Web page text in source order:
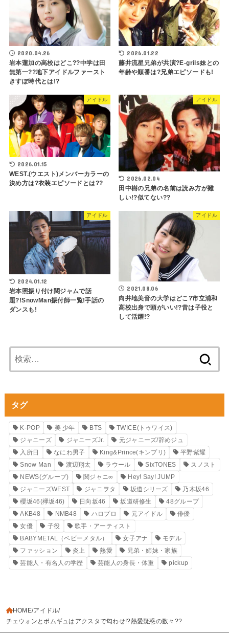
2020.04.26
岩本蓮加の高校はどこ??中学は田
無第一??地下アイドルファースト
きすぽ時代とは!?
2026.01.22
藤井流星兄弟が共演?E-grils妹との
年齢や順番は?兄弟エピソードも!
アイドル
2026.01.15
WEST.(ウエスト)メンバーカラーの
決め方は?衣装エピソードとは??
アイドル
2026.02.04
田中樹の兄弟の名前は読み方が難
しい!?似てない??
アイドル
2024.01.12
岩本照振り付け関ジャムで話
題?!SnowMan振付師一覧!手話の
ダンスも!
アイドル
2021.08.06
向井地美音の大学はどこ?市立浦和
高校出身で頭がいい!?昔は子役と
して活躍!?
索:
タグ
K-POP 美 少年 BTS
TWICE(トゥワイス)
ジャニーズ
ジャニーズJr.
元ジャニーズ/辞めジュ
入所日
なにわ男子 King&Prince(キンプリ)
平野紫耀
Snow Man
渡辺翔太 ラウール SixTONES
スノスト
NEWS(グループ)
関ジャニ∞
Hey! Say! JUMP
ジャニーズWEST
ジャニヲタ 坂道シリーズ
乃木坂46
櫻坂46(欅坂46)
日向坂46 坂道研修生
48グループ
AKB48
NMB48 ハロプロ 元アイドル
俳優
女優
子役
歌手・アーティスト
BABYMETAL（ベビーメタル）
女子アナ
モデル
ファッション
炎上 熱愛
兄弟・姉妹・家族
芸能人・有名人の学歴
芸能人の身長・体重 pickup
HOME アイドル
チェウォンとボムギュはアクスタで匂わせ!?熱愛疑惑の数々??